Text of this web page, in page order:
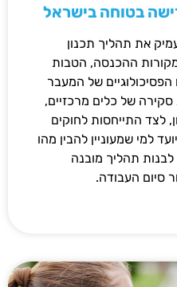
בטוחה בישראל
את תהליך תכנון
ההכנסה, הטבות
הפסיכולוגיים של המעבר
של כלים מרכזיים,
לצד התייחסות לחוקים
למי שמעוניין להבין מהו
לבנות תהליך מובנה
סיום העבודה.